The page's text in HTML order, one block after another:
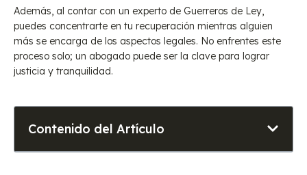
Además, al contar con un experto de Guerreros de Ley,
puedes concentrarte en tu recuperación mientras alguien
más se encarga de los aspectos legales. No enfrentes este
proceso solo; un abogado puede ser la clave para lograr
justicia y tranquilidad.
Contenido del Artículo